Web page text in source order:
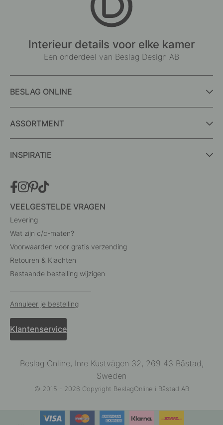
Interieur details voor elke kamer
Een onderdeel van Beslag Design AB
BESLAG ONLINE
ASSORTMENT
INSPIRATIE
VEELGESTELDE VRAGEN
Levering
Wat zijn c/c-maten?
Voorwaarden voor gratis verzending
Retouren & Klachten
Bestaande bestelling wijzigen
Annuleer je bestelling
Klantenservice
Beslag Online, Inre Kustvägen 32, 269 43 Båstad,
Sweden
© 2015 - 2026 Copyright BeslagOnline i Båstad AB